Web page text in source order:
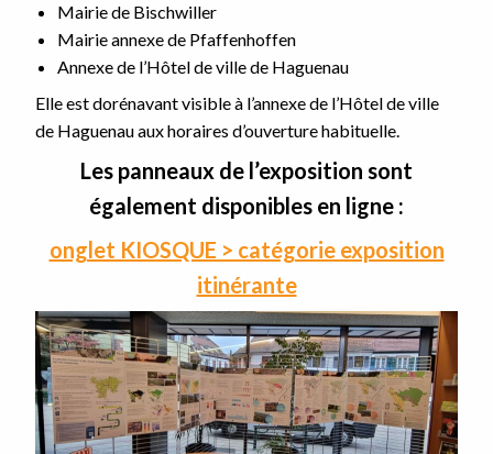
Mairie de Bischwiller
Mairie annexe de Pfaffenhoffen
Annexe de l’Hôtel de ville de Haguenau
Elle est dorénavant visible à l’annexe de l’Hôtel de ville
de Haguenau aux horaires d’ouverture habituelle.
Les panneaux de l’exposition sont
également disponibles en ligne :
onglet KIOSQUE > catégorie exposition
itinérante